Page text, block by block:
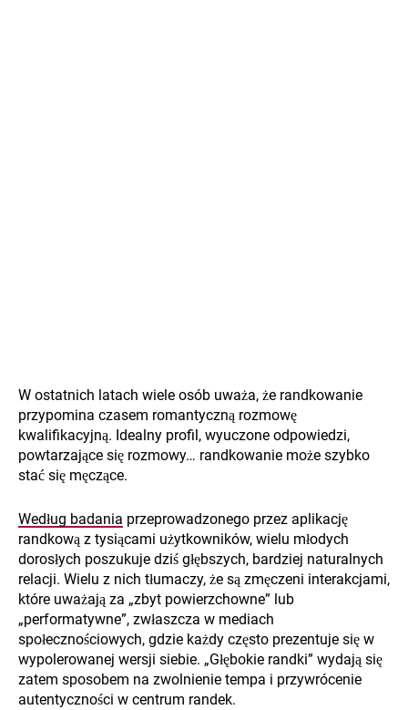
W ostatnich latach wiele osób uważa, że randkowanie
przypomina czasem romantyczną rozmowę
kwalifikacyjną. Idealny profil, wyuczone odpowiedzi,
powtarzające się rozmowy… randkowanie może szybko
stać się męczące.
Według badania przeprowadzonego przez aplikację
randkową z tysiącami użytkowników, wielu młodych
dorosłych poszukuje dziś głębszych, bardziej naturalnych
relacji. Wielu z nich tłumaczy, że są zmęczeni interakcjami,
które uważają za „zbyt powierzchowne” lub
„performatywne”, zwłaszcza w mediach
społecznościowych, gdzie każdy często prezentuje się w
wypolerowanej wersji siebie. „Głębokie randki” wydają się
zatem sposobem na zwolnienie tempa i przywrócenie
autentyczności w centrum randek.